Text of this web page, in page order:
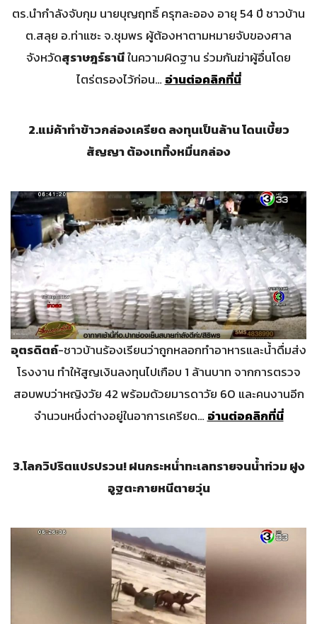
ตร.นำกำลังจับกุม นายบุญฤทธิ์ ครุฑละออง อายุ 54 ปี ชาวบ้าน
ต.สลุย อ.ท่าแซะ จ.ชุมพร ผู้ต้องหาตามหมายจับของศาล
จังหวัดสุราษฎร์ธานีในความผิดฐาน ร่วมกันฆ่าผู้อื่นโดย
ไตร่ตรองไว้ก่อน…อ่านต่อคลิกที่นี่
2.แม่ค้าทำข้าวกล่องเครียด ลงทุนเป็นล้าน โดนเบี้ยว
สัญญา ต้องเททิ้งหมื่นกล่อง
อุตรดิตถ์-ชาวบ้านร้องเรียนว่าถูกหลอกทำอาหารและน้ำดื่มส่ง
โรงงาน ทำให้สูญเงินลงทุนไปเกือบ 1 ล้านบาท จากการตรวจ
สอบพบว่าหญิงวัย 42 พร้อมด้วยมารดาวัย 60 และคนงานอีก
จำนวนหนึ่งต่างอยู่ในอาการเครียด…อ่านต่อคลิกที่นี่
3.โลกวิปริตแปรปรวน! ฝนกระหน่ำทะเลทรายจนน้ำท่วม ฝูง
อูฐตะกายหนีตายวุ่น